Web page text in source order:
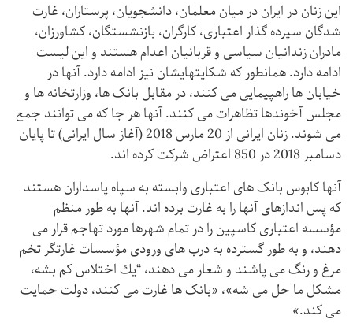
این زنان در ایران در میان معلمان، دانشجویان، پرستاران، غارت
شدگان سپرده گذار اعتباری، کارگران، بازنشستگان، کشاورزان،
مادران زندانیان سیاسی و قربانیان اعدام هستند و این لیست
ادامه دارد. همانطور كه شكایتهایشان نیز ادامه دارد. آنها در
خیابان ها راهپیمایی می کنند، در مقابل بانک ها، وزارتخانه ها و
مجلس آخوندها تظاهرات می کنند. آنها هر جا که می توانند جمع
می شوند. زنان ایرانی از 20 مارس 2018 (آغاز سال ایرانی) تا پایان
دسامبر 2018 در 850 اعتراض شرکت کرده اند.
آنها کابوس بانک های اعتباری وابسته به سپاه پاسداران هستند
که پس اندازهای آنها را به غارت برده اند. آنها به طور منظم
مؤسسه اعتباری كاسپین را در تمام شهرها مورد تهاجم قرار می
دهند، و به طور گسترده به درب های ورودی مؤسسات غارتگر تخم
مرغ و رنگ می پاشند و شعار می دهند، “یك اختلاس كم بشه،
مشکل ما حل می شه»، «بانک ها غارت می کنند، دولت حمایت
می کند.»